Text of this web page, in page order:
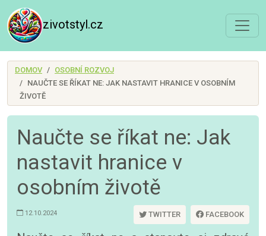
zivotstyl.cz
DOMOV
OSOBNÍ ROZVOJ
NAUČTE SE ŘÍKAT NE: JAK NASTAVIT HRANICE V OSOBNÍM
ŽIVOTĚ
Naučte se říkat ne: Jak
nastavit hranice v
osobním životě
12.10.2024 TWITTER FACEBOOK